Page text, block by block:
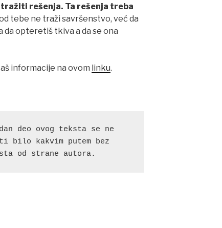
rešenja. Ta rešenja treba
tebe ne traži savršenstvo, već da
opteretiš tkiva a da se ona
informacije na ovom linku.
deo ovog teksta se ne
bilo kakvim putem bez
od strane autora.